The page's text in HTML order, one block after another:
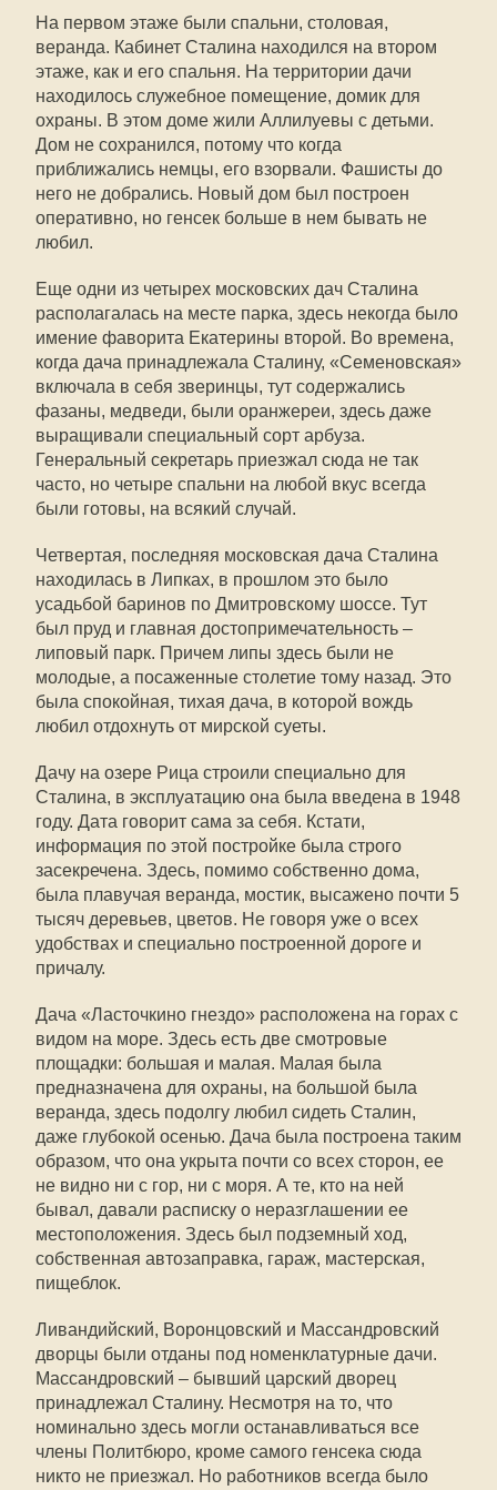
На первом этаже были спальни, столовая,
веранда. Кабинет Сталина находился на втором
этаже, как и его спальня. На территории дачи
находилось служебное помещение, домик для
охраны. В этом доме жили Аллилуевы с детьми.
Дом не сохранился, потому что когда
приближались немцы, его взорвали. Фашисты до
него не добрались. Новый дом был построен
оперативно, но генсек больше в нем бывать не
любил.
Еще одни из четырех московских дач Сталина
располагалась на месте парка, здесь некогда было
имение фаворита Екатерины второй. Во времена,
когда дача принадлежала Сталину, «Семеновская»
включала в себя зверинцы, тут содержались
фазаны, медведи, были оранжереи, здесь даже
выращивали специальный сорт арбуза.
Генеральный секретарь приезжал сюда не так
часто, но четыре спальни на любой вкус всегда
были готовы, на всякий случай.
Четвертая, последняя московская дача Сталина
находилась в Липках, в прошлом это было
усадьбой баринов по Дмитровскому шоссе. Тут
был пруд и главная достопримечательность –
липовый парк. Причем липы здесь были не
молодые, а посаженные столетие тому назад. Это
была спокойная, тихая дача, в которой вождь
любил отдохнуть от мирской суеты.
Дачу на озере Рица строили специально для
Сталина, в эксплуатацию она была введена в 1948
году. Дата говорит сама за себя. Кстати,
информация по этой постройке была строго
засекречена. Здесь, помимо собственно дома,
была плавучая веранда, мостик, высажено почти 5
тысяч деревьев, цветов. Не говоря уже о всех
удобствах и специально построенной дороге и
причалу.
Дача «Ласточкино гнездо» расположена на горах с
видом на море. Здесь есть две смотровые
площадки: большая и малая. Малая была
предназначена для охраны, на большой была
веранда, здесь подолгу любил сидеть Сталин,
даже глубокой осенью. Дача была построена таким
образом, что она укрыта почти со всех сторон, ее
не видно ни с гор, ни с моря. А те, кто на ней
бывал, давали расписку о неразглашении ее
местоположения. Здесь был подземный ход,
собственная автозаправка, гараж, мастерская,
пищеблок.
Ливандийский, Воронцовский и Массандровский
дворцы были отданы под номенклатурные дачи.
Массандровский – бывший царский дворец
принадлежал Сталину. Несмотря на то, что
номинально здесь могли останавливаться все
члены Политбюро, кроме самого генсека сюда
никто не приезжал. Но работников всегда было